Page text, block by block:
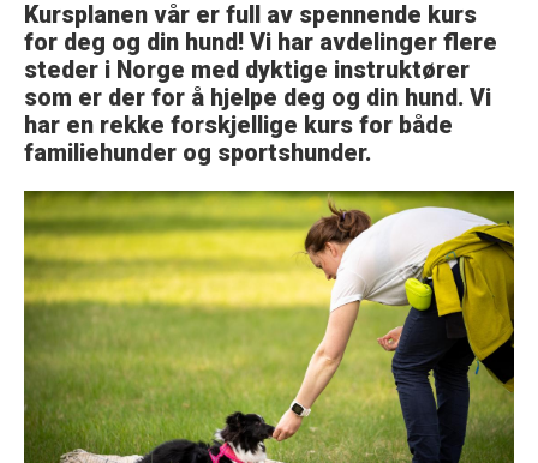
Kursplanen vår er full av spennende kurs
for deg og din hund! Vi har avdelinger flere
steder i Norge med dyktige instruktører
som er der for å hjelpe deg og din hund. Vi
har en rekke forskjellige kurs for både
familiehunder og sportshunder.